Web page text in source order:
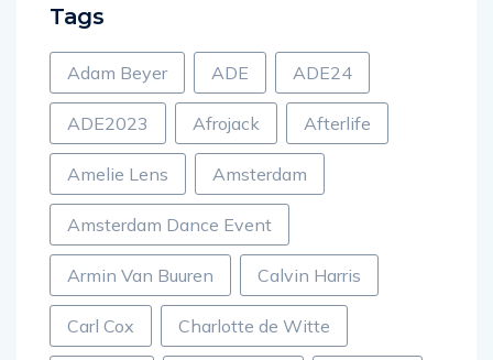
Tags
Adam Beyer ADE ADE24
ADE2023 Afrojack Afterlife
Amelie Lens Amsterdam
Amsterdam Dance Event
Armin Van Buuren Calvin Harris
Carl Cox Charlotte de Witte